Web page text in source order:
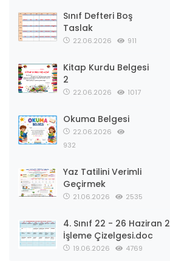
Sınıf Defteri Boş
Taslak
22.06.2026 911
Kitap Kurdu Belgesi
2
22.06.2026 1017
Okuma Belgesi
22.06.2026
932
Yaz Tatilini Verimli
Geçirmek
21.06.2026 2535
4. Sınıf 22 - 26 Haziran
İşleme Çizelgesi.doc
19.06.2026 4769